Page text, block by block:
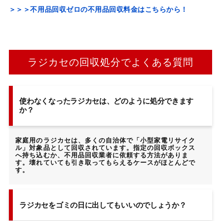
＞＞＞不用品回収ゼロの不用品回収料金はこちらから！
ラジカセの回収処分でよくある質問
使わなくなったラジカセは、どのように処分できます
か？
家庭用のラジカセは、多くの自治体で「小型家電リサイク
ル」対象品として回収されています。指定の回収ボックス
へ持ち込むか、不用品回収業者に依頼する方法がありま
す。壊れていても引き取ってもらえるケースがほとんどで
す。
ラジカセをゴミの日に出してもいいのでしょうか？